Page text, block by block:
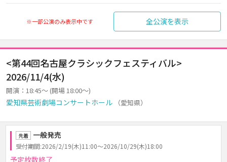
※一部公演のみ表示中です 全公演を表示
<第44回名古屋クラシックフェスティバル>
2026/11/4(水)
開演：18:45～ (開場 18:00～)
愛知県芸術劇場コンサートホール （愛知県）
先着 一般発売
受付期間:2026/2/19(木)11:00～2026/10/29(木)18:00
予定枚数終了